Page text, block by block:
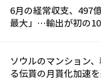
6月の経常収支、497
最大」…輸出が初の
ソウルのマンション
る伝貰の月貰化加速